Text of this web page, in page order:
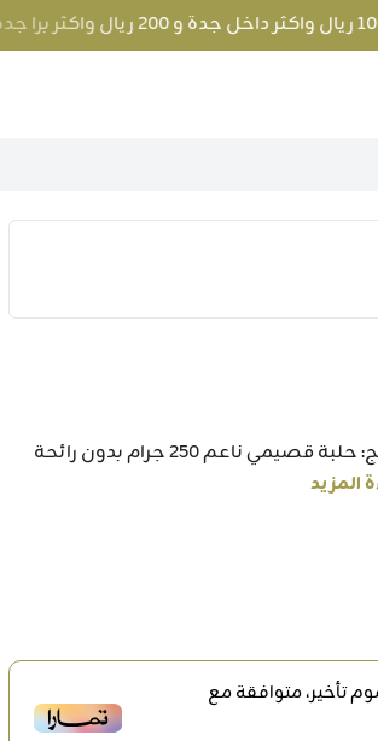
اسم المنتج: حلبة قصيمي ناعم 250 جرام وصف للمنتج: حلبة قصيمي ناعم 250 جرام بدون رائحة
المزيد
تأخير، متوافقة مع